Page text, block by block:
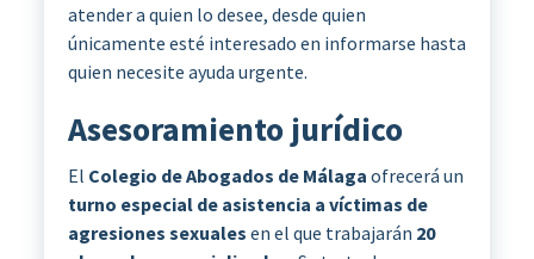
atender a quien lo desee, desde quien
únicamente esté interesado en informarse hasta
quien necesite ayuda urgente.
Asesoramiento jurídico
El Colegio de Abogados de Málaga ofrecerá un
turno especial de asistencia a víctimas de
agresiones sexuales en el que trabajarán 20